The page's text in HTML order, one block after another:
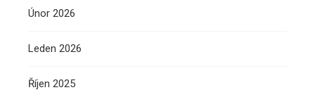
Únor 2026
Leden 2026
Říjen 2025